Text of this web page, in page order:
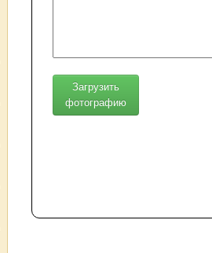
Загрузить
фотографию